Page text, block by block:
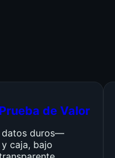
de Valor
datos duros—
caja, bajo